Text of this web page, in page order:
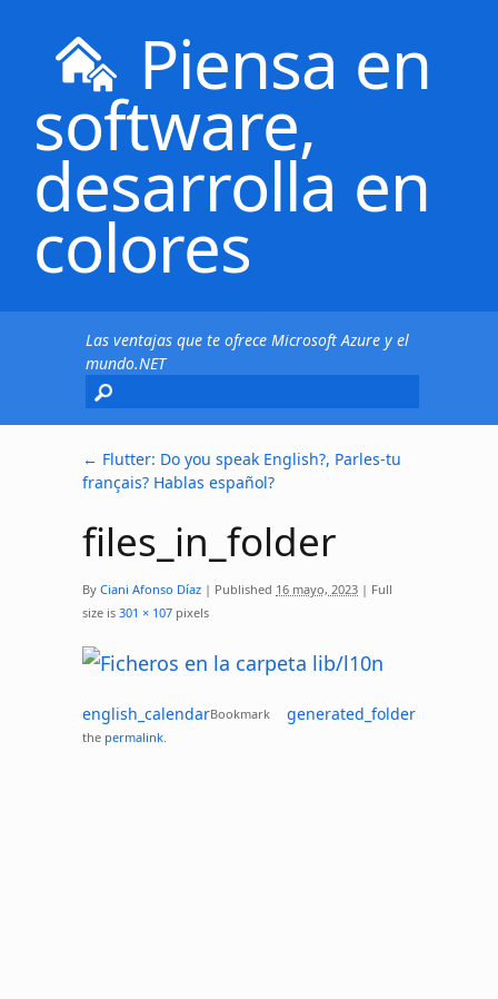
Piensa en
software,
desarrolla en
colores
Las ventajas que te ofrece Microsoft Azure y el
mundo.NET
← Flutter: Do you speak English?, Parles-tu
français? Hablas español?
files_in_folder
By Ciani Afonso Díaz | Published 16 mayo, 2023 | Full
size is 301 × 107 pixels
english_calendar generated_folder
Bookmark
the permalink